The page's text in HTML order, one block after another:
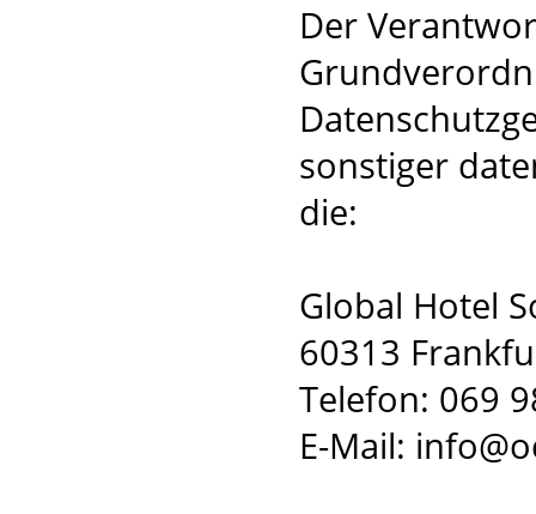
Der
sonstiger
die:
Global Hotel
60313
Telefon: 069
E-Mail: